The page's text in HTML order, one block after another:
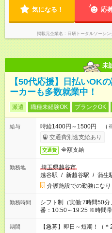
気になる！ 応
掲載元企業名 日研トータルソーシ
未
【50代応援】日払いOK
ーカーも多数就業中！
派遣 職種未経験OK ブランクOK
給与
時給1400円～1500円 （※
交通費別途支給あり
交通費 全額支給
勤務地
埼玉県越谷市
越谷駅 / 新越谷駅 / 蒲生
介護施設での勤務にな
勤務時間
シフト制（実働:7時間50分、休憩:45分）
番：10:50～19:25 ※時間帯にご希望がございましたらお気軽に
ご相談ください。
期間 【急募】即日～短期！（＊